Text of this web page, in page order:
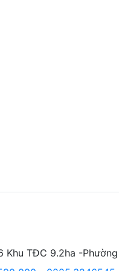
Khu TĐC 9.2ha -